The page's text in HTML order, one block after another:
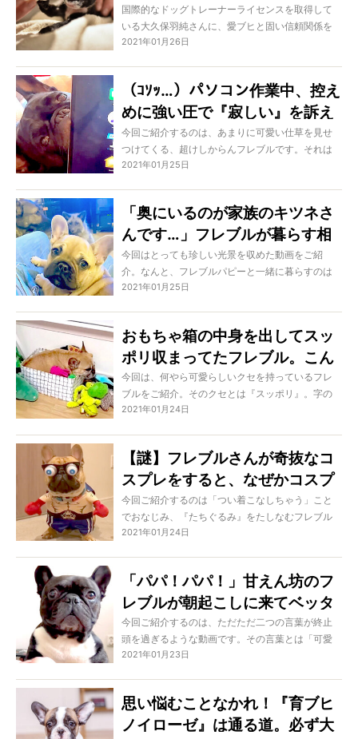
ルを迎えるための心構え＆信頼
できる迎え先
国際的なドッグトレーナーライセンスを取得して
いる大久保羽純さんに、愛ブヒと固い信頼関係を
築く方法を学ぶのがこの特集です。
するのがよいかについてお伝えします。
2021年01月26日
（ｺｿｯ…）パソコン作業中、控え
めに強い圧で『寂しい』を訴え
るフレブル。何ですかこの可愛
い生き物マジで。【動画】
今回ご紹介するのは、あまりに可愛い仕草を見せ
つけてくる、超けしからんフレブルです。それは
それは愛おしい仕草で、この生物が側にいたら確
ク？ はい、無理無理！
2021年01月25日
「奥にいるのが家族のキツネさ
んです…」フレブルが暮らす相
手がまさかの…ドキドキ溢れる
姿が超初々しかった【動画】
今回はとっても珍しい光景を収めた動画をご紹
介。なんと、フレブルパピーと一緒に暮らすのは
まさかのキツネ。しかも1頭だけではないのです。
ます。その初々しさがとにかく愛らしくて…！
2021年01月25日
おもちゃ箱の中身を出してスッ
ポリ収まってたフレブル。こん
な光景見つけたらもう動悸がす
るほど悶えると思う【動画】
今回は、何やら可愛らしいクセを持っているフレ
ブルをご紹介。そのクセとは『スッポリ』。字の
ままに、狭い場所を好んでみずからインしちゃう
う。とはいえ、チマっと収まる姿はもう確実に悶
絶が避けられないでしょう！
2021年01月24日
【謎】フレブルさんが奇抜なコ
スプレをすると、なぜかコスプ
レの個性を失わせるというミラ
クルが起こる問題。【動画】
今回ご紹介するのは「つい着こなしちゃう」こと
でおなじみ、『たちぐるみ』をたしなむフレブル
たち。立ちぐるみとは“まるで人間のように立って
な奇抜なデザインでもしっくりきちゃうのです…。
2021年01月24日
「パパ！パパ！」甘えん坊のフ
レブルが朝起こしに来てベッタ
ベタに甘えるだけの動画。改め
て、ヤツらはマジで最高に可愛
今回ご紹介するのは、ただただ二つの言葉が終止
頭を過ぎるような動画です。その言葉とは「可愛
い」と「羨ましい」。ほんの1分程度の動画でもう
い“超胸アツ”な光景なのですから！
2021年01月23日
思い悩むことなかれ！『育ブヒ
ノイローゼ』は通る道。必ず大